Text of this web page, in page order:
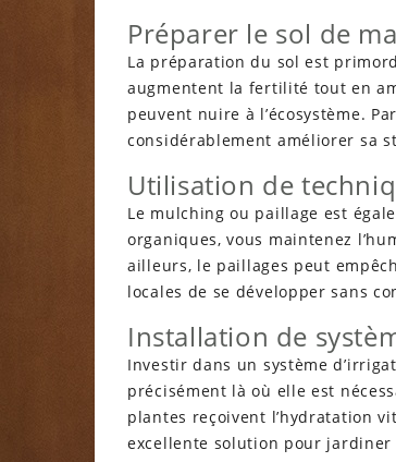
Préparer le sol de
La préparation du sol est
augmentent la fertilité tout en
peuvent nuire à l’écosystème.
considérablement améliorer sa
Utilisation de
Le mulching ou paillage est
organiques, vous maintenez
ailleurs, le paillages peut
locales de se développer sans
Installation de
Investir dans un système
précisément là où elle est
plantes reçoivent l’hydratation
excellente solution pour